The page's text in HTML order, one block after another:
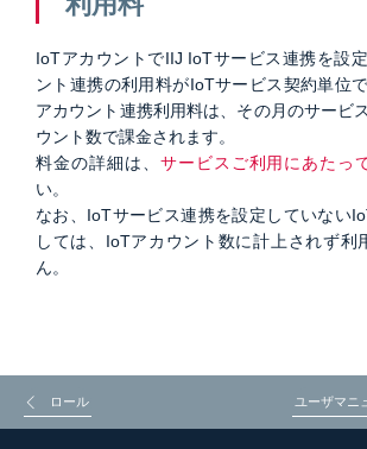
IoTアカウントでIIJ IoTサービス連携を設
ント連携の利用料がIoTサービス契約単位
アカウント連携利用料は、その月のサービ
ウント数で課金されます。
料金の詳細は、 サービスご利用にあたっ
い。
なお、IoTサービス連携を設定していない
しては、IoTアカウント数に計上されず利
ん。
ロール ユーザマニ